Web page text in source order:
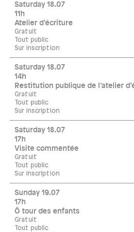
Saturday 18.07
11h
Atelier d’écriture
Gratuit
Tout public
Sur inscription
Saturday 18.07
14h
Restitution publique de l’atelier
Gratuit
Tout public
Sur inscription
Saturday 18.07
17h
Visite commentée
Gratuit
Tout public
Sur inscription
Sunday 19.07
17h
Ô tour des enfants
Gratuit
Tout public